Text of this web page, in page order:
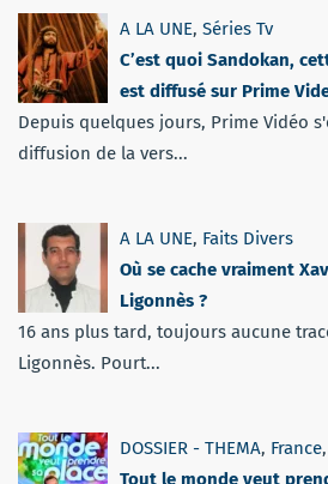
A LA UNE, Séries Tv
C’est quoi Sandokan,
est diffusé sur Prime
Depuis quelques jours, Prime Vidéo
diffusion de la vers...
A LA UNE, Faits Divers
Où se cache vraiment
Ligonnès ?
16 ans plus tard, toujours aucune
Ligonnès. Pourt...
DOSSIER - THEMA, France,
Tout le monde veut